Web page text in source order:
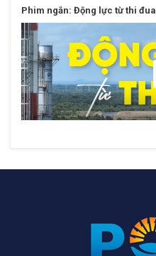
Phim ngắn: Động lực từ thi đua